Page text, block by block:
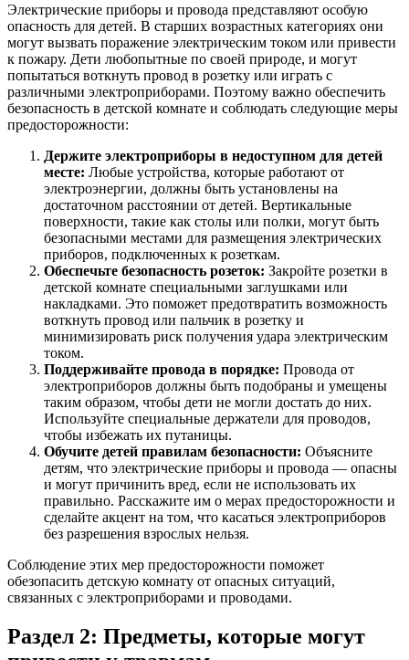
Электрические приборы и провода представляют особую
опасность для детей. В старших возрастных категориях они
могут вызвать поражение электрическим током или привести
к пожару. Дети любопытные по своей природе, и могут
попытаться воткнуть провод в розетку или играть с
различными электроприборами. Поэтому важно обеспечить
безопасность в детской комнате и соблюдать следующие меры
предосторожности:
Держите электроприборы в недоступном для детей
месте: Любые устройства, которые работают от
электроэнергии, должны быть установлены на
достаточном расстоянии от детей. Вертикальные
поверхности, такие как столы или полки, могут быть
безопасными местами для размещения электрических
приборов, подключенных к розеткам.
Обеспечьте безопасность розеток: Закройте розетки в
детской комнате специальными заглушками или
накладками. Это поможет предотвратить возможность
воткнуть провод или пальчик в розетку и
минимизировать риск получения удара электрическим
током.
Поддерживайте провода в порядке: Провода от
электроприборов должны быть подобраны и умещены
таким образом, чтобы дети не могли достать до них.
Используйте специальные держатели для проводов,
чтобы избежать их путаницы.
Обучите детей правилам безопасности: Объясните
детям, что электрические приборы и провода — опасны
и могут причинить вред, если не использовать их
правильно. Расскажите им о мерах предосторожности и
сделайте акцент на том, что касаться электроприборов
без разрешения взрослых нельзя.
Соблюдение этих мер предосторожности поможет
обезопасить детскую комнату от опасных ситуаций,
связанных с электроприборами и проводами.
Раздел 2: Предметы, которые могут